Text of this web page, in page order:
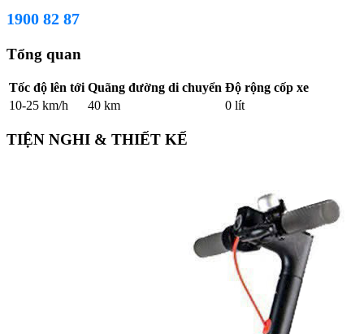
1900 82 87
Tổng quan
Tốc độ lên tới Quãng đường di chuyển Độ rộng cốp xe
10-25 km/h
40 km 0 lít
TIỆN NGHI & THIẾT KẾ